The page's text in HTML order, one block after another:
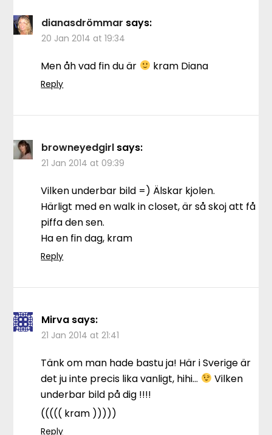
dianasdrömmar says:
20 Jan 2014 at 19:34
Men åh vad fin du är kram Diana
Reply
browneyedgirl says:
21 Jan 2014 at 09:39
Vilken underbar bild =) Älskar kjolen.
Härligt med en walk in closet, är så skoj att få
piffa den sen.
Ha en fin dag, kram
Reply
Mirva says:
21 Jan 2014 at 21:41
Tänk om man hade bastu ja! Här i Sverige är
det ju inte precis lika vanligt, hihi…
Vilken
underbar bild på dig !!!!
((((( kram )))))
Reply